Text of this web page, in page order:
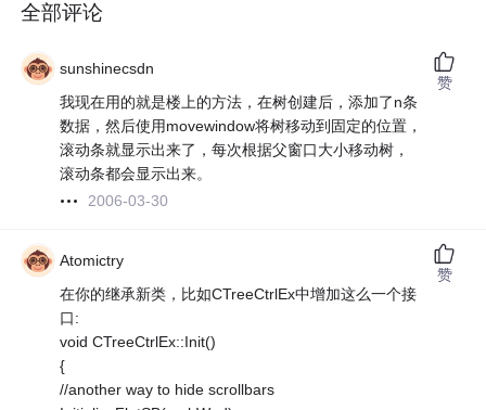
全部评论
sunshinecsdn
我现在用的就是楼上的方法，在树创建后，添加了n条
数据，然后使用movewindow将树移动到固定的位置，
滚动条就显示出来了，每次根据父窗口大小移动树，
滚动条都会显示出来。
2006-03-30
赞
Atomictry
在你的继承新类，比如CTreeCtrlEx中增加这么一个接
口:
void CTreeCtrlEx::Init()
{
//another way to hide scrollbars
赞